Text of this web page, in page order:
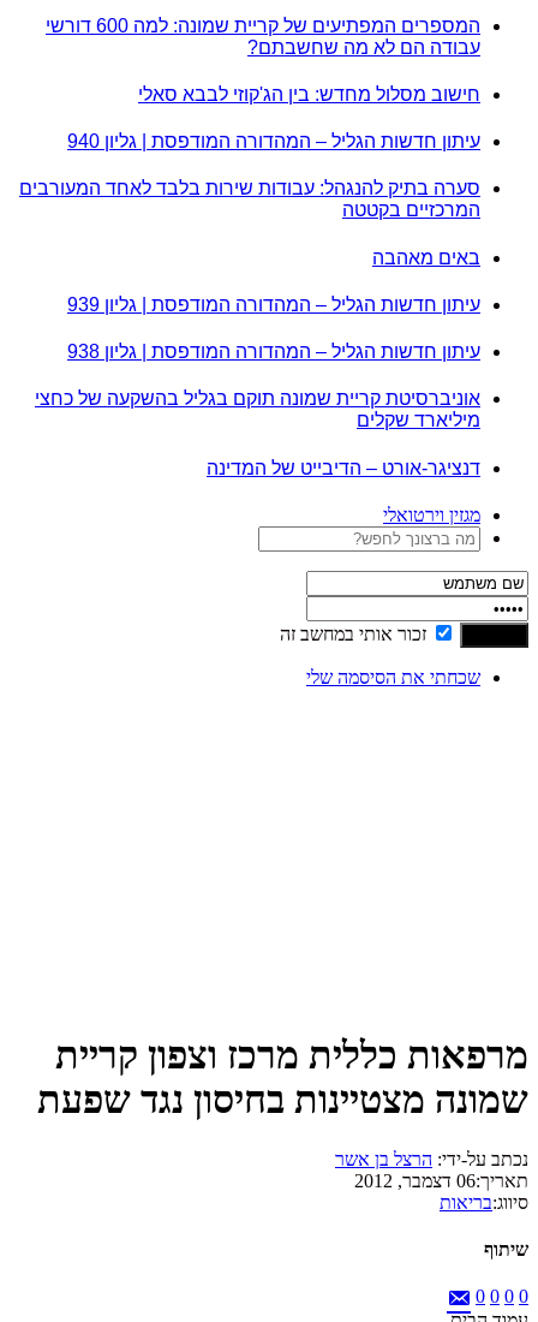
המספרים המפתיעים של קריית שמונה: למה 600 דורשי
עבודה הם לא מה שחשבתם?
חישוב מסלול מחדש: בין הג'קוזי לבבא סאלי
עיתון חדשות הגליל – המהדורה המודפסת | גליון 940
סערה בתיק להנגהל: עבודות שירות בלבד לאחד המעורבים
המרכזיים בקטטה
באים מאהבה
עיתון חדשות הגליל – המהדורה המודפסת | גליון 939
עיתון חדשות הגליל – המהדורה המודפסת | גליון 938
אוניברסיטת קריית שמונה תוקם בגליל בהשקעה של כחצי
מיליארד שקלים
דנציגר-אורט – הדיבייט של המדינה
מגזין וירטואלי
זכור אותי במחשב זה
שכחתי את הסיסמה שלי
מרפאות כללית מרכז וצפון קריית
שמונה מצטיינות בחיסון נגד שפעת
נכתב על-ידי: הרצל בן אשר
תאריך:06 דצמבר, 2012
סיווג:בריאות
שיתוף
0
0
0
0